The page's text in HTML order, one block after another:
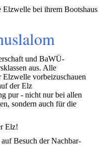
Elzwelle bei ihrem Bootshaus
und BaWÜ-
aus. Alle
Elzwelle vorbeizuschauen
der Elz
pur - nicht nur bei allen
sondern auch für die
Elz!
Besuch der Nachbar-